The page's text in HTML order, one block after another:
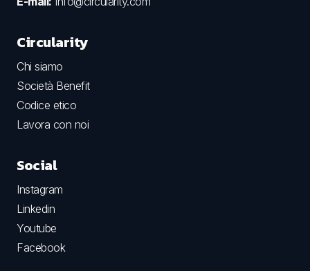
Circularity
Chi siamo
Società Benefit
Codice etico
Lavora con noi
Social
Instagram
Linkedin
Youtube
Facebook